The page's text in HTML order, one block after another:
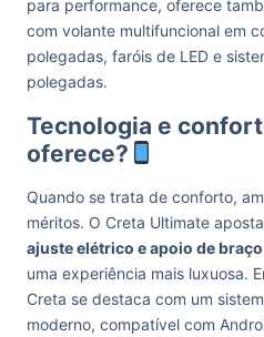
para performance, oferece
com volante multifuncional em
polegadas, faróis de LED e
polegadas.
Tecnologia e
oferece?
Quando se trata de conforto,
méritos. O Creta Ultimate
ajuste elétrico e apoio de
uma experiência mais luxuosa.
Creta se destaca com um
moderno, compatível com